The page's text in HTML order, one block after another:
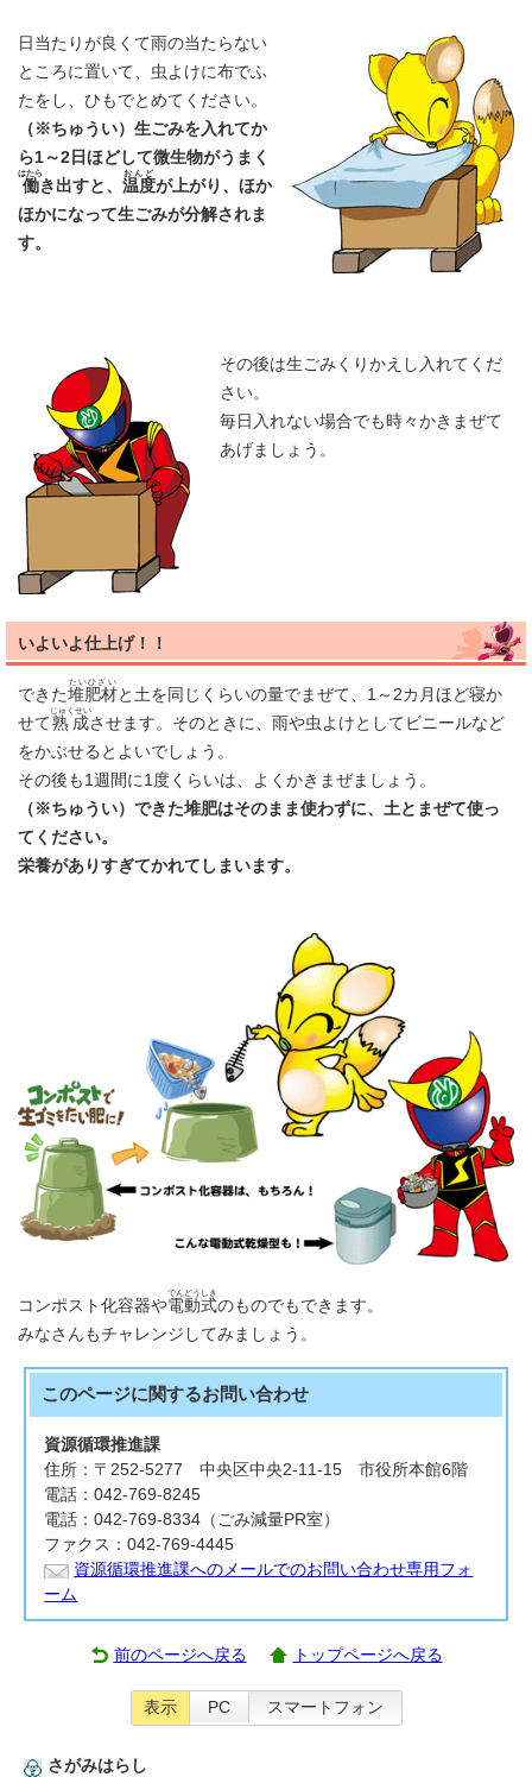
日当たりが良くて雨の当たらない
ところに置いて、虫よけに布でふ
たをし、ひもでとめてください。
（※ちゅうい）生ごみを入れてか
ら1～2日ほどして微生物がうまく
働
はたら
き出すと、 温度
おんど
が上がり、ほか
ほかになって生ごみが分解されま
す。
その後は生ごみくりかえし入れてくだ
さい。
毎日入れない場合でも時々かきまぜて
あげましょう。
いよいよ仕上げ！！
できた堆肥材
たいひざい
と土を同じくらいの量でまぜて、1～2カ月ほど寝か
せて熟成
じゅくせい
させます。そのときに、雨や虫よけとしてビニールなど
をかぶせるとよいでしょう。
その後も1週間に1度くらいは、よくかきまぜましょう。
（※ちゅうい）できた堆肥はそのまま使わずに、土とまぜて使っ
てください。
栄養がありすぎてかれてしまいます。
コンポスト化容器や電動式
でんどうしき
のものでもできます。
みなさんもチャレンジしてみましょう。
このページに関するお問い合わせ
資源循環推進課
住所：〒252-5277 中央区中央2-11-15 市役所本館6階
電話：042-769-8245
電話：042-769-8334（ごみ減量PR室）
ファクス：042-769-4445
資源循環推進課へのメールでのお問い合わせ専用フォ
ーム
前のページへ戻る トップページへ戻る
表示 PC スマートフォン
さがみはらし